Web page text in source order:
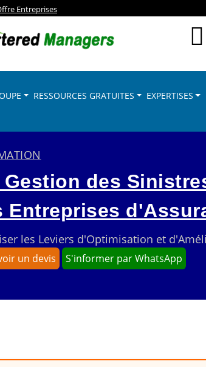
Entreprises
RESSOURCES GRATUITES EXPERTISES
Gestion des
Entreprises
les Leviers d'Optimisation et
un devis S'informer par WhatsApp